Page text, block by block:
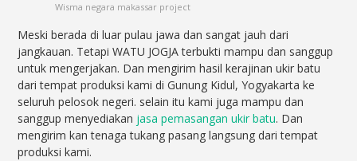
Wisma negara makassar project
Meski berada di luar pulau jawa dan sangat jauh dari
jangkauan. Tetapi WATU JOGJA terbukti mampu dan sanggup
untuk mengerjakan. Dan mengirim hasil kerajinan ukir batu
dari tempat produksi kami di Gunung Kidul, Yogyakarta ke
seluruh pelosok negeri. selain itu kami juga mampu dan
sanggup menyediakan jasa pemasangan ukir batu. Dan
mengirim kan tenaga tukang pasang langsung dari tempat
produksi kami.